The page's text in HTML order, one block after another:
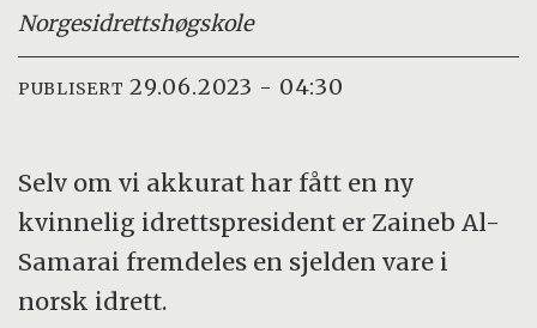
Norgesidrettshøgskole
PUBLISERT 29.06.2023 - 04:30
Selv om vi akkurat har fått en ny
kvinnelig idrettspresident er Zaineb Al-
Samarai fremdeles en sjelden vare i
norsk idrett.